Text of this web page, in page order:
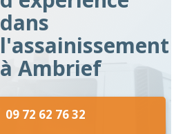
dans
l'assainissement
à Ambrief
09 72 62 76 32